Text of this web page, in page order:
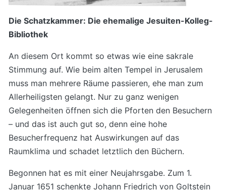
Die Schatzkammer: Die ehemalige Jesuiten-Kolleg-
Bibliothek
An diesem Ort kommt so etwas wie eine sakrale
Stimmung auf. Wie beim alten Tempel in Jerusalem
muss man mehrere Räume passieren, ehe man zum
Allerheiligsten gelangt. Nur zu ganz wenigen
Gelegenheiten öffnen sich die Pforten den Besuchern
– und das ist auch gut so, denn eine hohe
Besucherfrequenz hat Auswirkungen auf das
Raumklima und schadet letztlich den Büchern.
Begonnen hat es mit einer Neujahrsgabe. Zum 1.
Januar 1651 schenkte Johann Friedrich von Goltstein